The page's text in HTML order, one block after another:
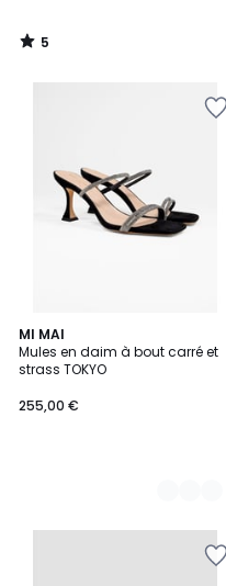
5
/
MI MAI
Mules en daim à bout carré et
strass TOKYO
255,00 €
2
Couleurs